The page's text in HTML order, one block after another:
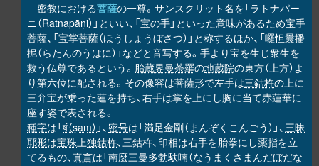
密教における菩薩の一尊。サンスクリット名を「ラトナパー
ニ（Ratnapāṇi）」といい、「宝の手」といった意味があるため宝手
菩薩、「宝掌菩薩（ほうしょうぼさつ）」と称するほか、「囉怛曩播
抳（らたんのうはに）」などと音写する。手より宝を生じ衆生を
救う仏尊であるという。 胎蔵界曼荼羅の地蔵院の東方（上方）よ
り第六位に配される。その像容は菩薩形で左手は三鈷杵の上に
三弁宝が乗った蓮を持ち、右手は掌を上にし胸に当て赤蓮華に
座す姿で表される。
種字は「षं（ṣaṃ） 」、 密号は「満足金剛（まんぞくこんごう）」、三昧
耶形は宝珠上独鈷杵、三鈷杵、印相は右手を胎拳にし薬指を立
てるもの、真言は「南麼三曼多勃馱喃（なうまくさまんだぼだな